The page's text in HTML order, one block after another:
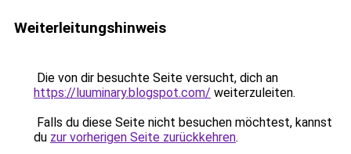
Weiterleitungshinweis
Die von dir besuchte Seite versucht, dich an
https://luuminary.blogspot.com/ weiterzuleiten.
Falls du diese Seite nicht besuchen möchtest, kannst
du zur vorherigen Seite zurückkehren.